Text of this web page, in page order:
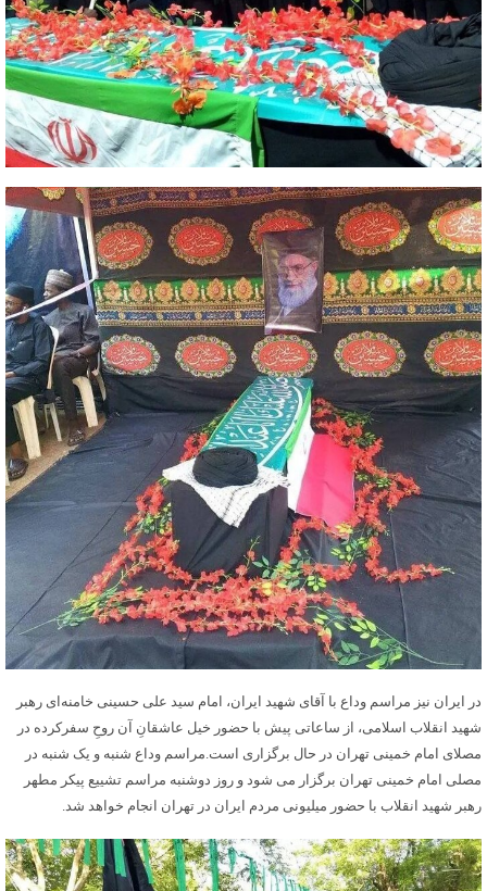
در ایران نیز مراسم وداع با آقای شهید ایران، امام سید علی حسینی خامنه‌ای رهبر
شهید انقلاب اسلامی، از ساعاتی پیش با حضور خیل عاشقانِ آن روحِ سفرکرده در
مصلای امام خمینی تهران در حال برگزاری است.مراسم وداع شنبه و یک شنبه در
مصلی امام خمینی تهران برگزار می شود و روز دوشنبه مراسم تشییع پیکر مطهر
رهبر شهید انقلاب با حضور میلیونی مردم ایران در تهران انجام خواهد شد.